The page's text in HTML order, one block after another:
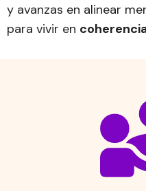
y avanzas en alinear
para vivir en